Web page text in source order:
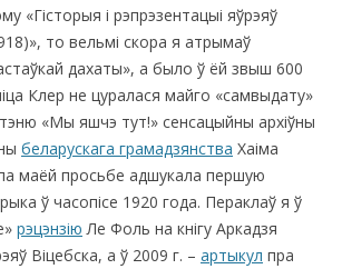
«Гісторыя і рэпрэзентацыі яўрэяў
то вельмі скора я атрымаў
дахаты», а было ў ёй звыш 600
Клер не цуралася майго «самвыдату»
«Мы яшчэ тут!» сенсацыйны архіўны
беларускага грамадзянства Хаіма
маёй просьбе адшукала першую
ў часопісе 1920 года. Пераклаў я ў
рэцэнзію Ле Фоль на кнігу Аркадзя
Віцебска, а ў 2009 г. – артыкул пра